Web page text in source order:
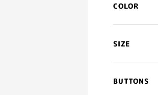
COLOR
SIZE
BUTTONS